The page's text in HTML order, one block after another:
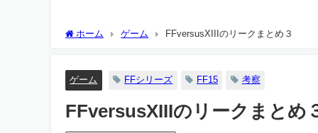
ホーム ゲーム FFversusXIIIのリークまとめ３
ゲーム FFシリーズ FF15 考察
FFversusXIIIのリークまとめ